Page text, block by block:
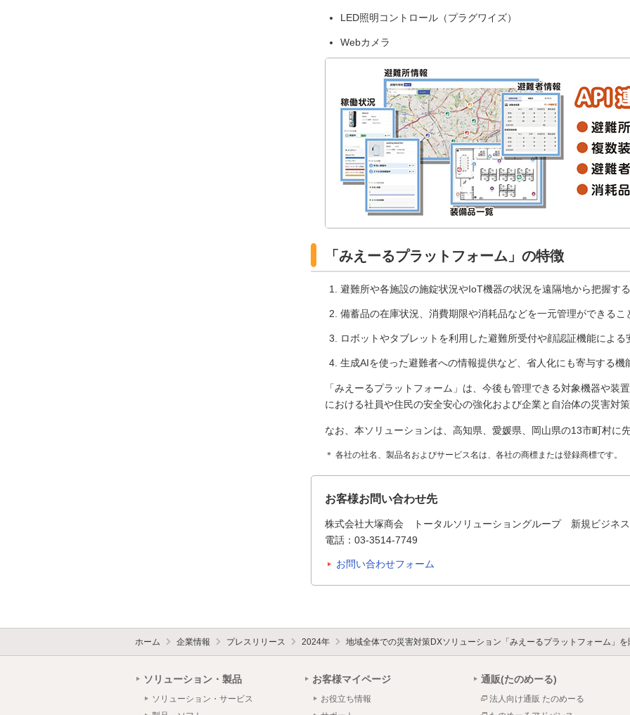
LED照明コントロール（プラグワイズ）
Webカメラ
「みえーるプラットフォーム」の特徴
避難所や各施設の施錠状況やIoT機器の状況を遠隔地から把握す
備蓄品の在庫状況、消費期限や消耗品などを一元管理ができる
ロボットやタブレットを利用した避難所受付や顔認証機能による
生成AIを使った避難者への情報提供など、省人化にも寄与する機
「みえーるプラットフォーム」は、今後も管理できる対象機器や装
における社員や住民の安全安心の強化および企業と自治体の災害対
なお、本ソリューションは、高知県、愛媛県、岡山県の13市町村に
＊ 各社の社名、製品名およびサービス名は、各社の商標または登録商標です。
お客様お問い合わせ先
株式会社大塚商会 トータルソリューショングループ 新規ビジネ
電話：03-3514-7749
お問い合わせフォーム
ホーム 企業情報 プレスリリース 2024年 地域全体での災害対策DXソリューション「みえーるプラットフォーム」を
ソリューション・製品
ソリューション・サービス
お客様マイページ
お役立ち情報
通販(たのめーる)
法人向け通販 たのめーる